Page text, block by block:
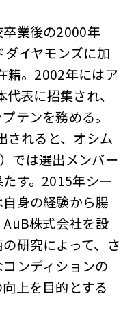
業後の2000年
イヤモンズに加
籍。2002年にはア
表に招集され、
テンを務める。
されると、オシム
では選出メンバー
す。2015年シー
身の経験から腸
株式会社を設
研究によって、さ
ンディションの
上を目的とする